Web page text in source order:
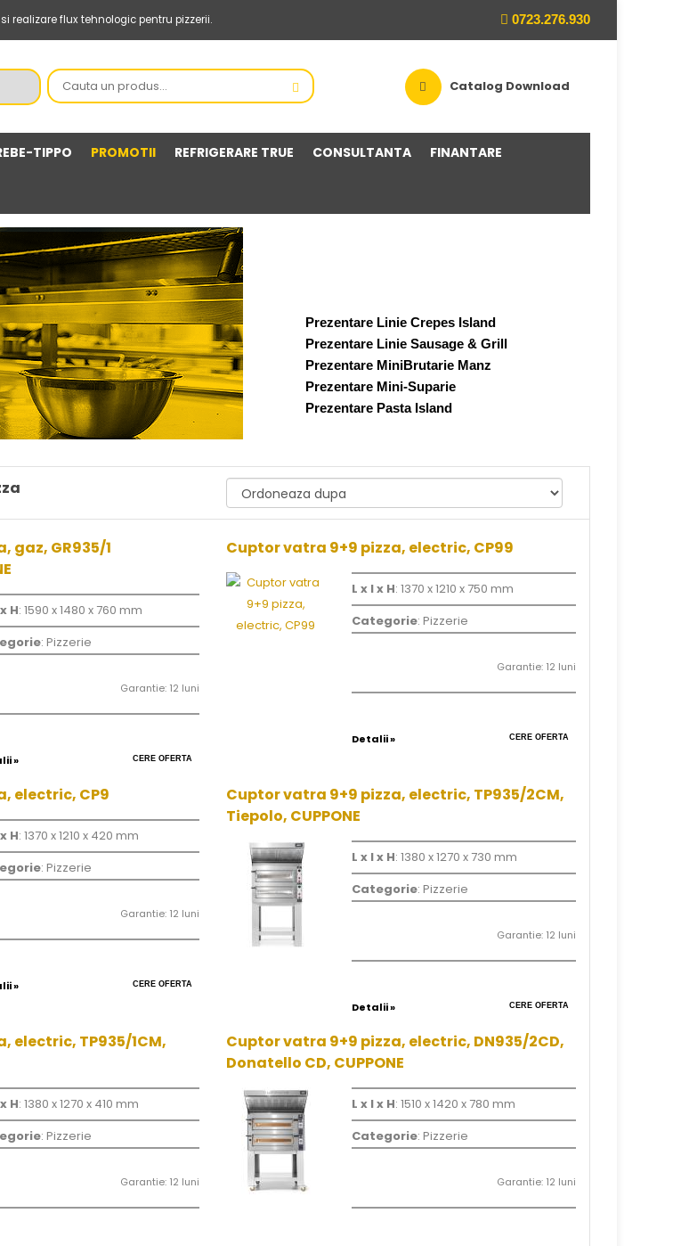
realizare flux tehnologic pentru pizzerii. 0723.276.930
Catalog Download
TIPPO PROMOTII REFRIGERARE TRUE CONSULTANTA FINANTARE
Prezentare Linie Crepes Island
Prezentare Linie Sausage & Grill
Prezentare MiniBrutarie Manz
Prezentare Mini-Suparie
Prezentare Pasta Island
gaz, GR935/1
H: 1590 x 1480 x 760 mm
: Pizzerie
Garantie: 12 luni
» CERE OFERTA
Cuptor vatra 9+9 pizza, electric, CP99
L x l x H: 1370 x 1210 x 750 mm
Categorie: Pizzerie
Garantie: 12 luni
Detalii » CERE OFERTA
electric, CP9
H: 1370 x 1210 x 420 mm
: Pizzerie
Garantie: 12 luni
» CERE OFERTA
Cuptor vatra 9+9 pizza, electric, TP935/2CM,
Tiepolo, CUPPONE
L x l x H: 1380 x 1270 x 730 mm
Categorie: Pizzerie
Garantie: 12 luni
Detalii » CERE OFERTA
electric, TP935/1CM,
H: 1380 x 1270 x 410 mm
: Pizzerie
Garantie: 12 luni
Cuptor vatra 9+9 pizza, electric, DN935/2CD,
Donatello CD, CUPPONE
L x l x H: 1510 x 1420 x 780 mm
Categorie: Pizzerie
Garantie: 12 luni